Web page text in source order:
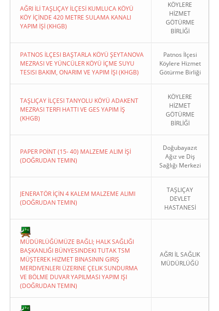
AĞRI İLİ TAŞLIÇAY İLÇESİ KUMLUCA KÖYÜ
KÖY İÇİNDE 420 METRE SULAMA KANALI
YAPIM İŞİ (KHGB)
KÖYLERE
HİZMET
GÖTÜRME
BİRLİĞİ
PATNOS İLÇESI BAŞTARLA KÖYÜ ŞEYTANOVA
MEZRASI VE YÜNCÜLER KÖYÜ İÇME SUYU
TESISI BAKIM, ONARIM VE YAPIM İŞI (KHGB)
Patnos İlçesi
Köylere Hizmet
Götürme Birliği
TAŞLIÇAY İLÇESI TANYOLU KÖYÜ ADAKENT
MEZRASI TERFI HATTI VE GES YAPIM İŞ
(KHGB)
KÖYLERE
HİZMET
GÖTÜRME
BİRLİĞİ
PAPER POİNT (15- 40) MALZEME ALIM İŞİ
(DOĞRUDAN TEMIN)
Doğubayazıt
Ağız ve Diş
Sağlığı Merkezi
JENERATÖR İÇİN 4 KALEM MALZEME ALIMI
(DOĞRUDAN TEMIN)
TAŞLIÇAY
DEVLET
HASTANESİ
MÜDÜRLÜĞÜMÜZE BAĞLI; HALK SAĞLIĞI
BAŞKANLIĞI BÜNYESINDEKI TUTAK TSM
MÜŞTEREK HIZMET BINASININ GIRIŞ
MERDIVENLERI ÜZERINE ÇELIK SUNDURMA
VE BÖLME DUVAR YAPILMASI YAPIM IŞI
(DOĞRUDAN TEMIN)
AĞRI İL SAĞLIK
MÜDÜRLÜĞÜ